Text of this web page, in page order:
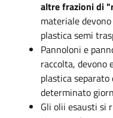
altre frazioni di
materiale
plastica semi
Pannoloni e
raccolta, devono
plastica
determinato
Gli olii esausti si